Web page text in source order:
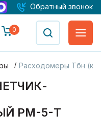
Обратный звонок
0
Расходомеры Тбн
РМ-5-Т